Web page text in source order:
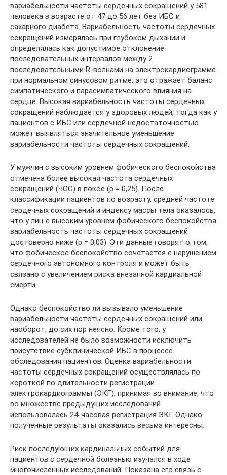
вариабельности частоты сердечных сокращений у 581
человека в возрасте от 47 до 56 лет без ИБС и
сахарного диабета. Вариабельность частоты сердечных
сокращений измерялась при глубоком дыхании и
определялась как допустимое отклонение
последовательных интервалов между 2
последовательными R-волнами на электрокардиограмме
при нормальном синусовом ритме, это отражает баланс
симпатического и парасимпатического влияния на
сердце. Высокая вариабельность частоты сердечных
сокращений наблюдается у здоровых людей, тогда как у
пациентов с ИБС или сердечной недостаточностью
может выявляться значительное уменьшение
вариабельности частоты сердечных сокращений.
У мужчин с высоким уровнем фобического беспокойства
отмечена более высокая частота сердечных
сокращений (ЧСС) в покое (p = 0,25). После
классификации пациентов по возрасту, средней частоте
сердечных сокращений и индексу массы тела оказалось,
что у лиц с высоким уровнем фобического беспокойства
вариабельность частоты сердечных сокращений
достоверно ниже (p = 0,03). Эти данные говорят о том,
что фобическое беспокойство сочетается с нарушением
сердечного автономного контроля и может быть
связано с увеличением риска внезапной кардиальной
смерти.
Однако беспокойство ли вызывало уменьшение
вариабельности частоты сердечных сокращений или
наоборот, до сих пор неясно. Кроме того, у
исследователей не было возможности исключить
присутствие субклинической ИБС в процессе
обследования пациентов. Оценка вариабельности
частоты сердечных сокращений осуществлялась по
короткой по длительности регистрации
электрокардиограммы (ЭКГ), принимая во внимание, что
во множестве предыдущих исследований
использовалась 24-часовая регистрация ЭКГ. Однако
полученные результаты оказались весьма интересны.
Риск последующих кардинальных событий для
пациентов с сердечной болезнью изучался в ходе
многочисленных исследований. Показана его связь с